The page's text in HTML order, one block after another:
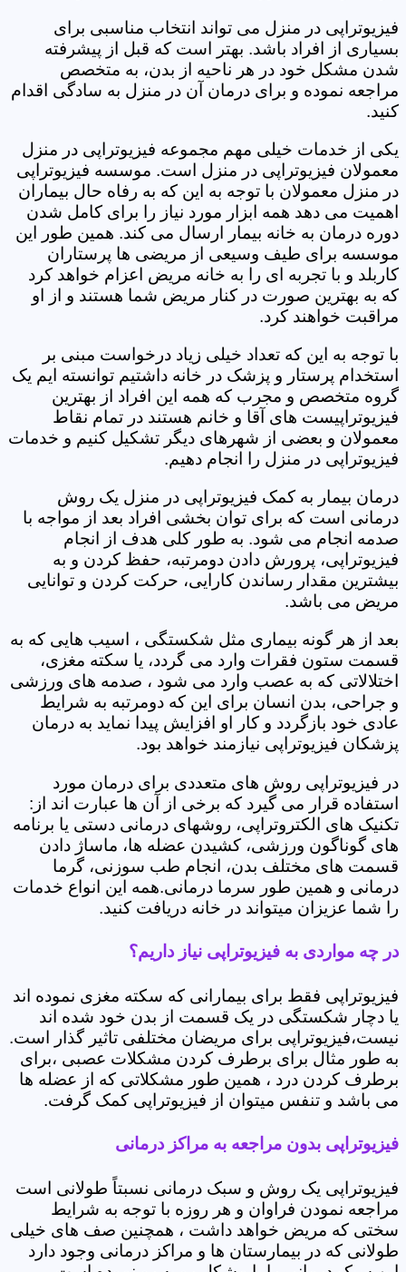
فیزیوتراپی در منزل می تواند انتخاب مناسبی برای
بسیاری از افراد باشد. بهتر است که قبل از پیشرفته
شدن مشکل خود در هر ناحیه از بدن، به متخصص
مراجعه نموده و برای درمان آن در منزل به سادگی اقدام
کنید.
یکی از خدمات خیلی مهم مجموعه فیزیوتراپی در منزل
معمولان فیزیوتراپی در منزل است. موسسه فیزیوتراپی
در منزل معمولان با توجه به این که به رفاه حال بیماران
اهمیت می دهد همه ابزار مورد نیاز را برای کامل شدن
دوره درمان به خانه بیمار ارسال می کند. همین طور این
موسسه برای طیف وسیعی از مریضی ها پرستاران
کاربلد و با تجربه ای را به خانه مریض اعزام خواهد کرد
که به بهترین صورت در کنار مریض شما هستند و از او
مراقبت خواهند کرد.
با توجه به این که تعداد خیلی زیاد درخواست مبنی بر
استخدام پرستار و پزشک در خانه داشتیم توانسته ایم یک
گروه متخصص و مجرب که همه این افراد از بهترین
فیزیوتراپیست های آقا و خانم هستند در تمام نقاط
معمولان و بعضی از شهرهای دیگر تشکیل کنیم و خدمات
فیزیوتراپی در منزل را انجام دهیم.
درمان بیمار به کمک فیزیوتراپی در منزل یک روش
درمانی است که برای توان بخشی افراد بعد از مواجه با
صدمه انجام می شود. به طور کلی هدف از انجام
فیزیوتراپی، پرورش دادن دومرتبه، حفظ کردن و به
بیشترین مقدار رساندن کارایی، حرکت کردن و توانایی
مریض می باشد.
بعد از هر گونه بیماری مثل شکستگی ، اسیب هایی که به
قسمت ستون فقرات وارد می گردد، یا سکته مغزی،
اختلالاتی که به عصب وارد می شود ، صدمه های ورزشی
و جراحی، بدن انسان برای این که دومرتبه به شرایط
عادی خود بازگردد و کار او افزایش پیدا نماید به درمان
پزشکان فیزیوتراپی نیازمند خواهد بود.
در فیزیوتراپی روش های متعددی برای درمان مورد
استفاده قرار می گیرد که برخی از آن ها عبارت اند از:
تکنیک های الکتروتراپی، روشهای درمانی دستی یا برنامه
های گوناگون ورزشی، کشیدن عضله ها، ماساژ دادن
قسمت های مختلف بدن، انجام طب سوزنی، گرما
درمانی و همین طور سرما درمانی.همه این انواع خدمات
را شما عزیزان میتواند در خانه دریافت کنید.
در چه مواردی به فیزیوتراپی نیاز داریم؟
فیزیوتراپی فقط برای بیمارانی که سکته مغزی نموده اند
یا دچار شکستگی در یک قسمت از بدن خود شده اند
نیست،فیزیوتراپی برای مریضان مختلفی تاثیر گذار است.
به طور مثال برای برطرف کردن مشکلات عصبی ،برای
برطرف کردن درد ، همین طور مشکلاتی که از عضله ها
می باشد و تنفس میتوان از فیزیوتراپی کمک گرفت.
فیزیوتراپی بدون مراجعه به مراکز درمانی
فیزیوتراپی یک روش و سبک درمانی نسبتاً طولانی است
مراجعه نمودن فراوان و هر روزه با توجه به شرایط
سختی که مریض خواهد داشت ، همچنین صف های خیلی
طولانی که در بیمارستان ها و مراکز درمانی وجود دارد